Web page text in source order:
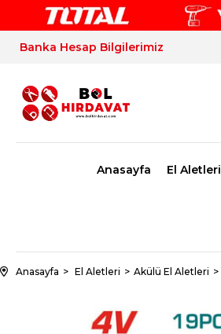
Banka Hesap Bilgilerimiz
Anasayfa El Aletleri
Anasayfa El Aletleri Akülü El Aletleri